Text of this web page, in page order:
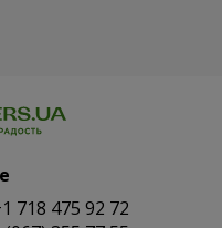
718 475 92 72